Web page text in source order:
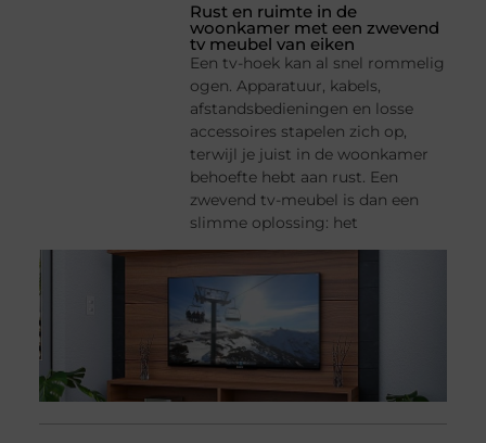
Rust en ruimte in de
woonkamer met een zwevend
tv meubel van eiken
Een tv-hoek kan al snel rommelig
ogen. Apparatuur, kabels,
afstandsbedieningen en losse
accessoires stapelen zich op,
terwijl je juist in de woonkamer
behoefte hebt aan rust. Een
zwevend tv-meubel is dan een
slimme oplossing: het